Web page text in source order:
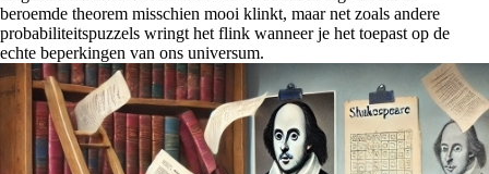
beroemde theorem misschien mooi klinkt, maar net zoals andere
probabiliteitspuzzels wringt het flink wanneer je het toepast op de
echte beperkingen van ons universum.